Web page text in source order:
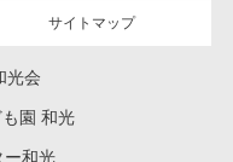
サイトマップ
光会
も園 和光
ー和光